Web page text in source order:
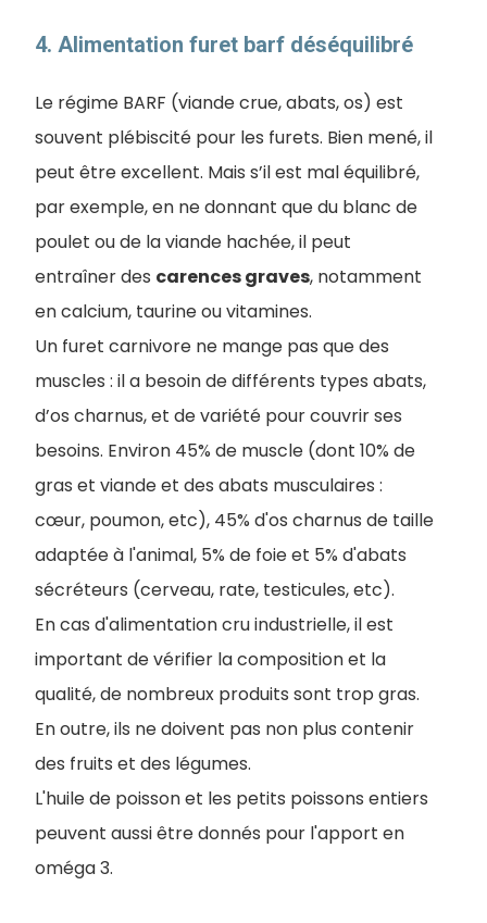
4. ​Alimentation furet barf déséquilibré
Le régime BARF (viande crue, abats, os) est
souvent plébiscité pour les furets. Bien mené, il
peut être excellent. Mais s’il est mal équilibré,
par exemple, en ne donnant que du blanc de
poulet ou de la viande hachée, il peut
entraîner des carences graves, notamment
en calcium, taurine ou vitamines.
Un furet carnivore ne mange pas que des
muscles : il a besoin de différents types abats,
d’os charnus, et de variété pour couvrir ses
besoins. Environ 45% de muscle (dont 10% de
gras et viande et des abats musculaires :
cœur, poumon, etc), 45% d'os charnus de taille
adaptée à l'animal, 5% de foie et 5% d'abats
sécréteurs (cerveau, rate, testicules, etc).
En cas d'alimentation cru industrielle, il est
important de vérifier la composition et la
qualité, de nombreux produits sont trop gras.
En outre, ils ne doivent pas non plus contenir
des fruits et des légumes.
L'huile de poisson et les petits poissons entiers
peuvent aussi être donnés pour l'apport en
oméga 3.